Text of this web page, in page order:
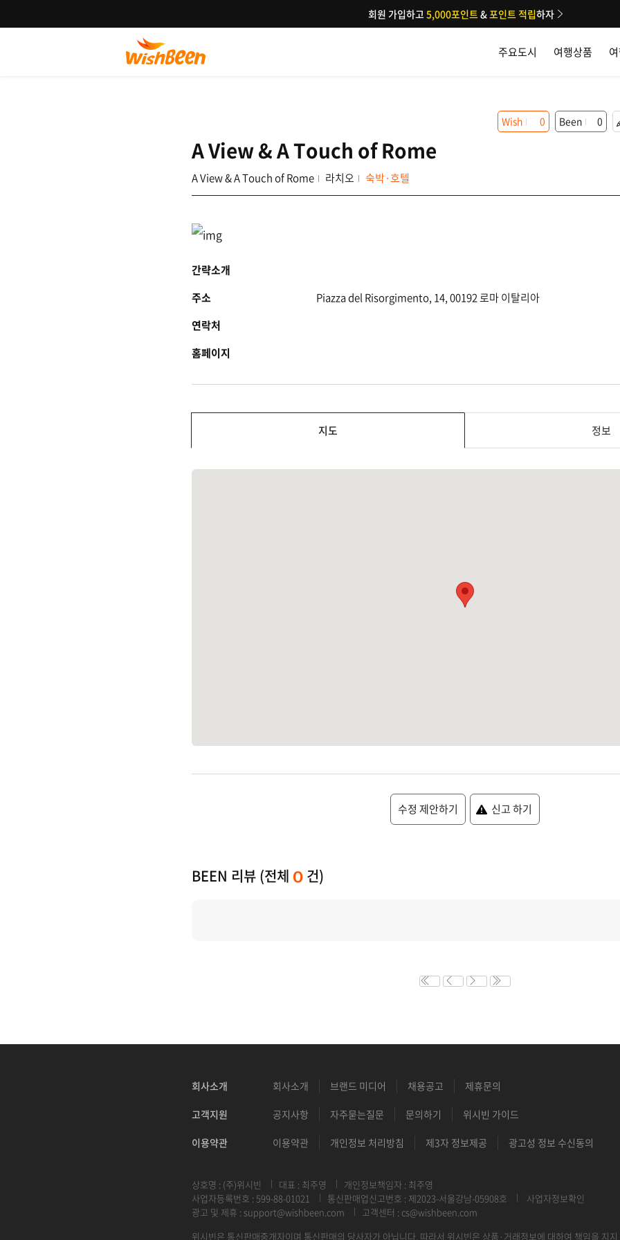
주요도시 여행상품
회원 가입하고5,000포인트&포인트 적립하자
A View & A Touch of Rome
A View & A Touch of Rome 라치오 숙박·호텔
Wish 0 Been 0
간략소개
주소
Piazza del Risorgimento, 14, 00192 로마 이탈리아
연락처
홈페이지
지도 정보
수정 제안하기 신고 하기
BEEN 리뷰 (전체 0 건)
회사소개 회사소개 브랜드 미디어 채용공고 제휴문의
고객지원 공지사항 자주묻는질문 문의하기 위시빈 가이드
이용약관 이용약관 개인정보 처리방침 제3자 정보제공 광고성 정보 수신동의
상호명 : (주)위시빈 대표 : 최주영
개인정보책임자 : 최주영
사업자등록번호 : 599-88-01021
통신판매업신고번호 : 제2023-서울강남-05908호
사업자정보확인
광고 및 제휴 : support@wishbeen.com
고객센터 : cs@wishbeen.com
위시빈은 통신판매중개자이며 통신판매의 당사자가 아닙니다. 따라서 위시빈은 상품·거래정보에 대하여 책임을 지